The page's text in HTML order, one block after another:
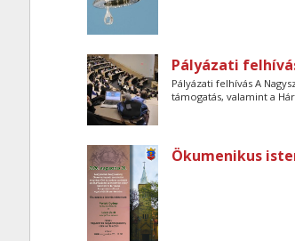
Pályázati
Pályázati felhívás A
támogatás, valamint a
Ökumenikus